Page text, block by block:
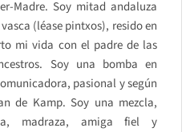
Madre. Soy mitad andaluza
(léase pintxos), resido en
mi vida con el padre de las
Soy una bomba en
pasional y según
de Kamp. Soy una mezcla,
madraza, amiga fiel y